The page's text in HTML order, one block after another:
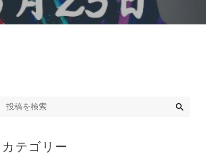
カテゴリー